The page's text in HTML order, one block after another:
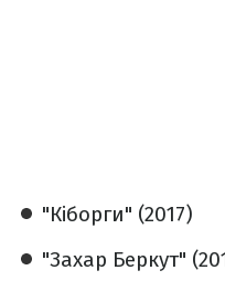
"Кіборги" (2017)
"Захар Беркут"